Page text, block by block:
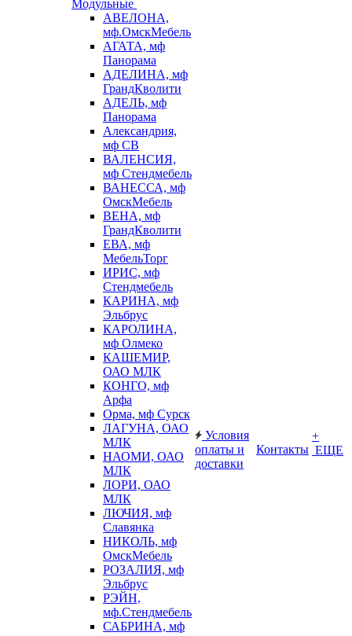
Модульные
АВЕЛОНА,
мф.ОмскМебель
АГАТА, мф
Панорама
АДЕЛИНА, мф
ГрандКволити
АДЕЛЬ, мф
Панорама
Александрия,
мф СВ
ВАЛЕНСИЯ,
мф Стендмебель
ВАНЕССА, мф
ОмскМебель
ВЕНА, мф
ГрандКволити
ЕВА, мф
МебельТорг
ИРИС, мф
Стендмебель
КАРИНА, мф
Эльбрус
КАРОЛИНА,
мф Олмеко
КАШЕМИР,
ОАО МЛК
КОНГО, мф
Арфа
Орма, мф Сурск
ЛАГУНА, ОАО
МЛК
НАОМИ, ОАО
МЛК
ЛОРИ, ОАО
МЛК
ЛЮЧИЯ, мф
Славянка
НИКОЛЬ, мф
ОмскМебель
РОЗАЛИЯ, мф
Эльбрус
РЭЙН,
мф.Стендмебель
САБРИНА, мф
Условия
оплаты и
доставки
Контакты
+
ЕЩЕ